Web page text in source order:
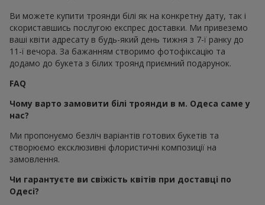
Ви можете купити троянди білі як на конкретну дату, так і
скориставшись послугою експрес доставки. Ми привеземо
ваші квіти адресату в будь-який день тижня з 7-ї ранку до
11-ї вечора. За бажанням створимо фотофіксацію та
додамо до букета з білих троянд приємний подарунок.
FAQ
Чому варто замовити білі троянди в м. Одеса саме у
нас?
Ми пропонуємо безліч варіантів готових букетів та
створюємо ексклюзивні флористичні композиції на
замовлення.
Чи гарантуєте ви свіжість квітів при доставці по
Одесі?